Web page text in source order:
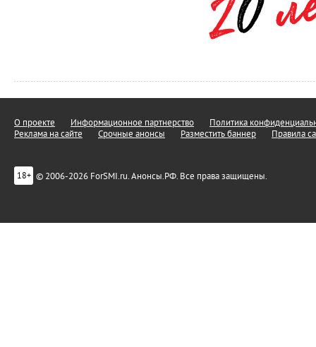
О проекте Информационное партнерство
Политика
Реклама на сайте
Срочные анонсы Разместить баннер Правила
18+ © 2006-2026 ForSMI.ru. Анонсы.РФ. Все права защищены.